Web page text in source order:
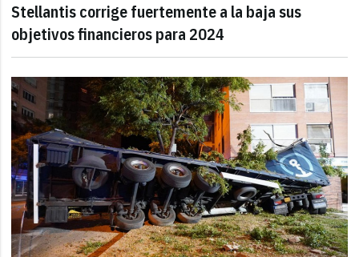
Stellantis corrige fuertemente a la baja sus
objetivos financieros para 2024